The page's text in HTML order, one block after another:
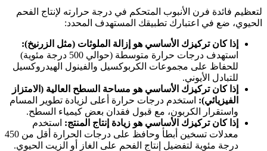
لتعظيم فائدة فرن الأنبوب المتحكم في درجة حرارته لإنتاج الفحم
الحيوي، ضع في اعتبارك تطبيقك المستهدف المحدد:
إذا كان تركيزك الأساسي هو إزالة الملوثات (مثل الزرنيخ):
استهدف درجات حرارة متوسطة (حوالي 500 درجة مئوية)
للحفاظ على مجموعات الكربوكسيل والفينول الهيدروكسيل
للتبادل الأيوني.
إذا كان تركيزك الأساسي هو مساحة السطح العالية (الامتزاز
الفيزيائي): استخدم درجات حرارة أعلى لزيادة تطوير المسام
واستقرار الكربون، مع قبول فقدان بعض كيمياء السطح.
إذا كان تركيزك الأساسي هو زيادة إنتاج المنتج: استخدم
معدلات تسخين أبطأ وحافظ على درجات الحرارة أقل من 450
درجة مئوية لتفضيل إنتاج الفحم على الغاز أو الزيت الحيوي.